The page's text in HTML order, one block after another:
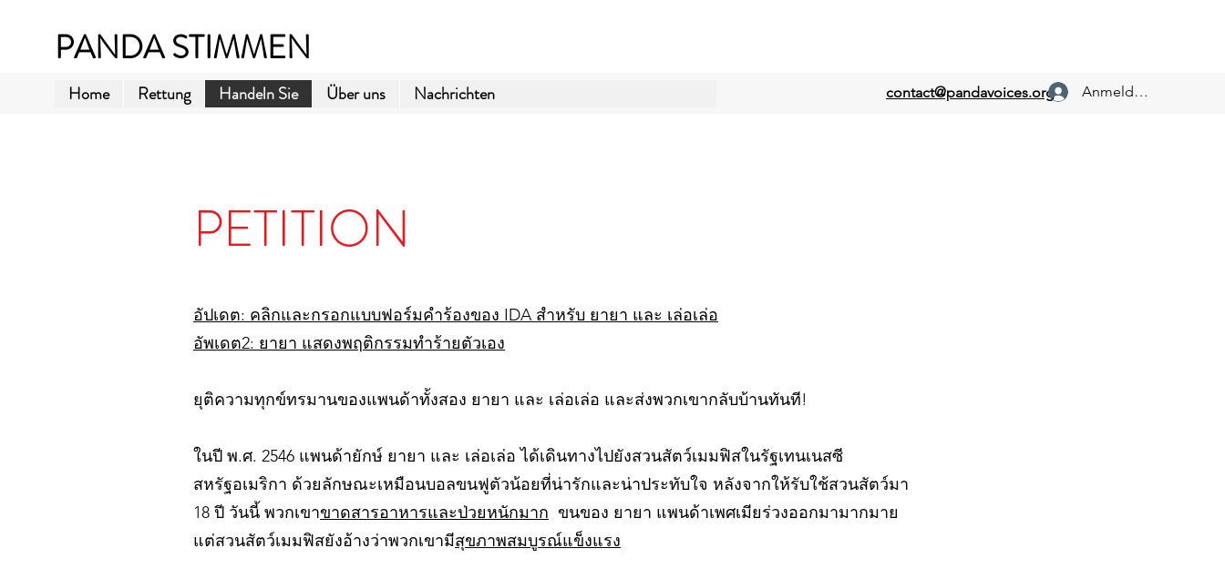
PANDA STIMMEN
Home Rettung Handeln Sie Über uns Nachrichten contact@pandavoices.org Anmelden
PETITION
อัปเดต: คลิกและกรอกแบบฟอร์มคำร้องของ IDA สำหรับ ยายา และ เล่อเล่อ
อัพเดต2: ยายา แสดงพฤติกรรมทำร้ายตัวเอง
ยุติความทุกข์ทรมานของแพนด้าทั้งสอง ยายา และ เล่อเล่อ และส่งพวกเขากลับบ้านทันที!
ในปี พ.ศ. 2546 แพนด้ายักษ์ ยายา และ เล่อเล่อ ได้เดินทางไปยังสวนสัตว์เมมฟิสในรัฐเทนเนสซี
สหรัฐอเมริกา ด้วยลักษณะเหมือนบอลขนฟูตัวน้อยที่น่ารักและน่าประทับใจ หลังจากให้รับใช้สวนสัตว์มา
18 ปี วันนี้ พวกเขาขาดสารอาหารและป่วยหนักมาก ขนของ ยายา แพนด้าเพศเมียร่วงออกมามากมาย
แต่สวนสัตว์เมมฟิสยังอ้างว่าพวกเขามีสุขภาพสมบูรณ์แข็งแรง